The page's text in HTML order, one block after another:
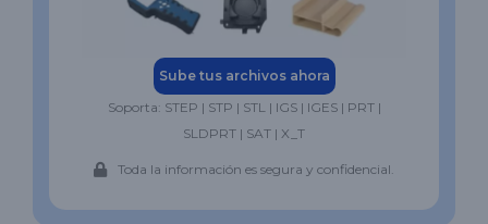
Sube tus archivos ahora
Soporta: STEP | STP | STL | IGS | IGES | PRT |
SLDPRT | SAT | X_T
Toda la información es segura y confidencial.